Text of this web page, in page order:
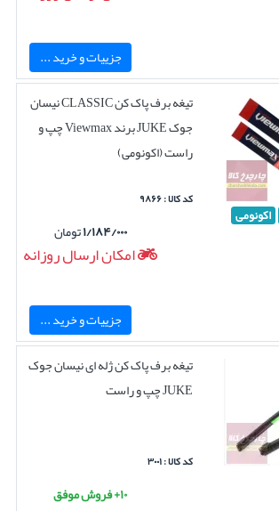
جزییات و خرید ...
اکونومی
تیغه برف پاک کن CLASSIC نیسان
جوک JUKE برند Viewmax چپ و
راست (اکونومی)
کد کالا : ۹۸۶۶
۱/۱۸۴/۰۰۰تومان
امکان ارسال روزانه
جزییات و خرید ...
تیغه برف پاک کن ژله ای نیسان جوک
JUKE چپ و راست
کد کالا : ۳۰۰۱
۱۰+ فروش موفق